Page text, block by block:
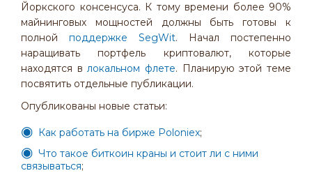
Йоркского консенсуса. К тому времени более 90%
майнинговых мощностей должны быть готовы к
полной поддержке SegWit. Начал постепенно
наращивать портфель криптовалют, которые
находятся влокальном флете. Планирую этой теме
посвятить отдельные публикации.
Опубликованы новые статьи:
Как работать на бирже Poloniex;
Что такое биткоин краны и стоит ли с ними
связываться;